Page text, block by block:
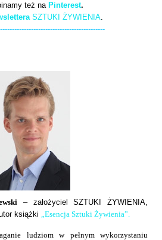
też na Pinterest.
SZTUKI ŻYWIENIA.
– założyciel SZTUKI ŻYWIENIA,
książki „Esencja Sztuki Żywienia”.
ludziom w pełnym wykorzystaniu